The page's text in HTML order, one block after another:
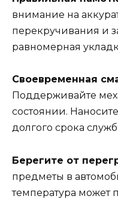
внимание на
перекручивания и
равномерная
Своевременная
Поддерживайте
состоянии.
долгого срока
Берегите от
предметы в
температура может